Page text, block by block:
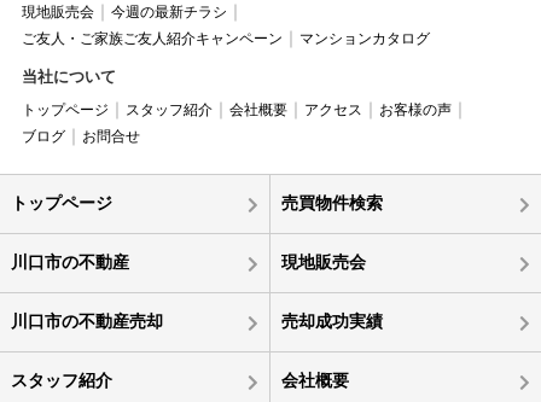
現地販売会
今週の最新チラシ
ご友人・ご家族ご友人紹介キャンペーン
マンションカタログ
当社について
トップページ スタッフ紹介 会社概要 アクセス
お客様の声
ブログ
お問合せ
トップページ 売買物件検索
川口市の不動産 現地販売会
川口市の不動産売却 売却成功実績
スタッフ紹介 会社概要